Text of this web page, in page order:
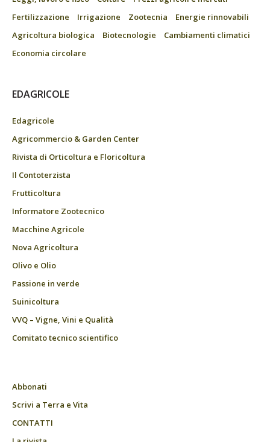
Fertilizzazione
Irrigazione Zootecnia
Energie rinnovabili
Agricoltura biologica
Biotecnologie
Cambiamenti climatici
Economia circolare
EDAGRICOLE
Edagricole
Agricommercio & Garden Center
Rivista di Orticoltura e Floricoltura
Il Contoterzista
Frutticoltura
Informatore Zootecnico
Macchine Agricole
Nova Agricoltura
Olivo e Olio
Passione in verde
Suinicoltura
VVQ – Vigne, Vini e Qualità
Comitato tecnico scientifico
Abbonati
Scrivi a Terra e Vita
CONTATTI